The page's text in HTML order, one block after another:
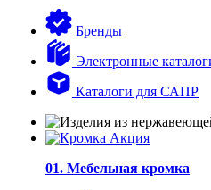
Бренды
Электронные
Каталоги для САПР
01. Мебельная кромка